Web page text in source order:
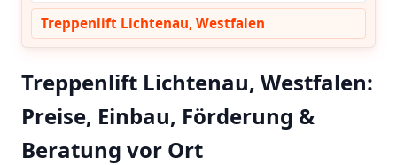
Treppenlift Lichtenau, Westfalen
Treppenlift Lichtenau, Westfalen:
Preise, Einbau, Förderung &
Beratung vor Ort